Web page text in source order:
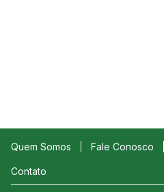
Quem Somos Fale Conosco
Contato